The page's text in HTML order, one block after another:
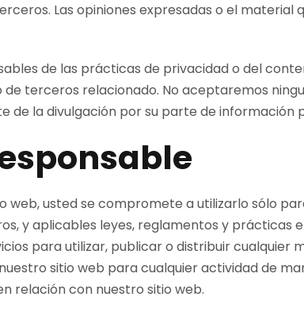
Las opiniones expresadas o el
de las prácticas de privacidad o del
de terceros relacionado. No aceptaremos
de la divulgación por su parte de información
web, usted se compromete a utilizarlo sólo
y aplicables leyes, reglamentos y
para utilizar, publicar o distribuir
sitio web para cualquier actividad de
relación con nuestro sitio web.